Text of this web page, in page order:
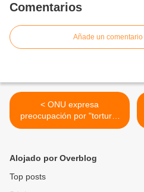
Comentarios
Añade un comentario
< ONU expresa
preocupación por "tortura"
a presos políticos en
Alojado por Overblog
Top posts